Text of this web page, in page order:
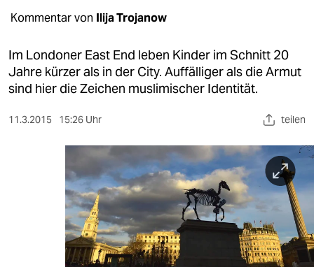
öko
gesellschaft
kultur
wahrheit
Kommentar von Ilija Trojanow
Im Londoner East End leben Kinder im Schnitt 20
Jahre kürzer als in der City. Auffälliger als die Armut
sind hier die Zeichen muslimischer Identität.
11.3.2015 15:26 Uhr teilen